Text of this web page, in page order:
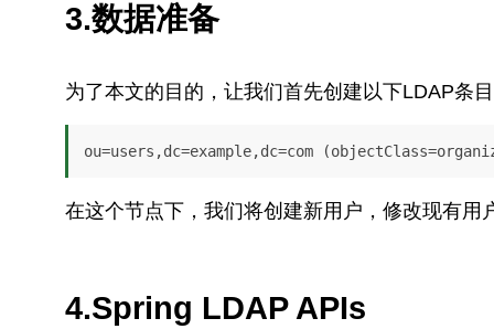
3.数据准备
为了本文的目的，让我们首先创建以下LDAP条
ou=users,dc=example,dc=com
在这个节点下，我们将创建新用户，修改现有用
4.Spring LDAP APIs